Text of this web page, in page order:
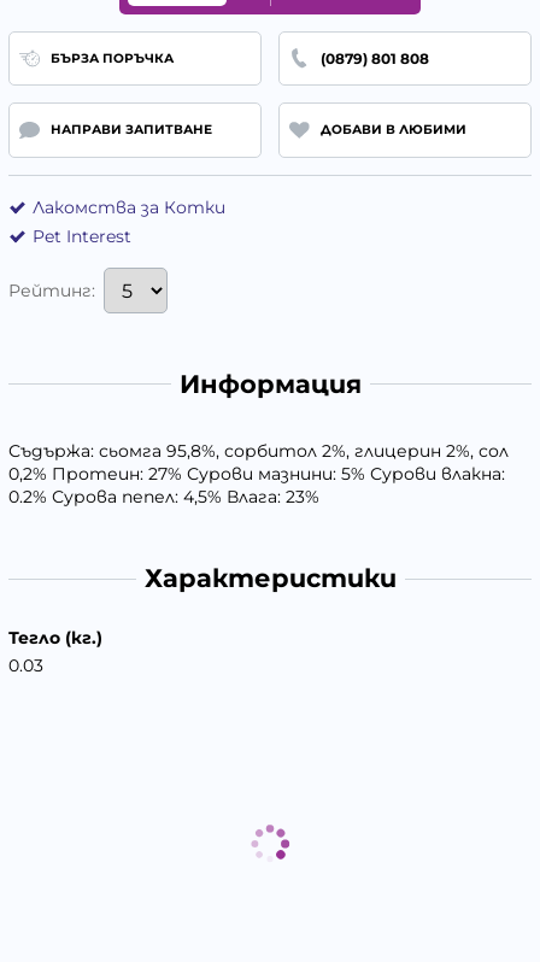
БЪРЗА ПОРЪЧКА (0879) 801 808
НАПРАВИ ЗАПИТВАНЕ ДОБАВИ В ЛЮБИМИ
Лакомства за Котки
Pet Interest
Рейтинг:
Информация
Съдържа: сьомга 95,8%, сорбитол 2%, глицерин 2%, сол
0,2% Протеин: 27% Сурови мазнини: 5% Сурови влакна:
0.2% Сурова пепел: 4,5% Влага: 23%
Характеристики
Тегло (кг.)
0.03